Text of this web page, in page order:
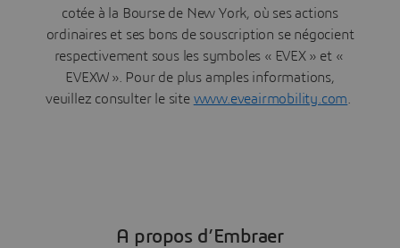
cotée à la Bourse de New York, où ses actions
ordinaires et ses bons de souscription se négocient
respectivement sous les symboles « EVEX » et «
EVEXW ». Pour de plus amples informations,
veuillez consulter le site www.eveairmobility.com.
A propos d’Embraer